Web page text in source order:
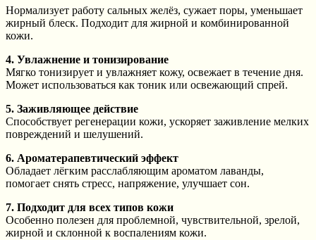
Нормализует работу сальных желёз, сужает поры, уменьшает
жирный блеск. Подходит для жирной и комбинированной
кожи.
4. Увлажнение и тонизирование
Мягко тонизирует и увлажняет кожу, освежает в течение дня.
Может использоваться как тоник или освежающий спрей.
5. Заживляющее действие
Способствует регенерации кожи, ускоряет заживление мелких
повреждений и шелушений.
6. Ароматерапевтический эффект
Обладает лёгким расслабляющим ароматом лаванды,
помогает снять стресс, напряжение, улучшает сон.
7. Подходит для всех типов кожи
Особенно полезен для проблемной, чувствительной, зрелой,
жирной и склонной к воспалениям кожи.